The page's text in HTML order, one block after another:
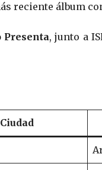
reciente álbum
Presenta, junto a
Ciudad